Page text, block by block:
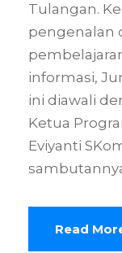
Tulangan.
pengenalan
informasi,
ini diawali
Ketua
Eviyanti
Read